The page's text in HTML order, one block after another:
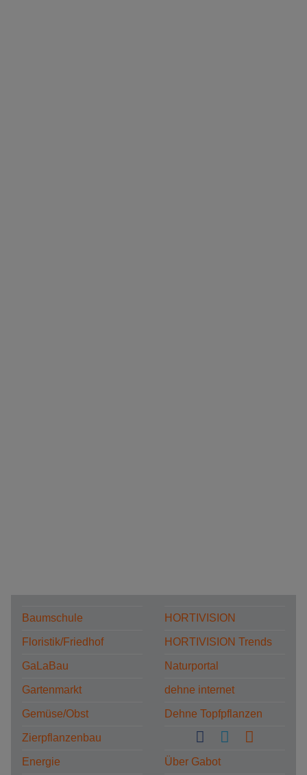
Baumschule
Floristik/Friedhof
GaLaBau
Gartenmarkt
Gemüse/Obst
Zierpflanzenbau
Energie
HORTIVISION
HORTIVISION Trends
Naturportal
dehne internet
Dehne Topfpflanzen
Über Gabot